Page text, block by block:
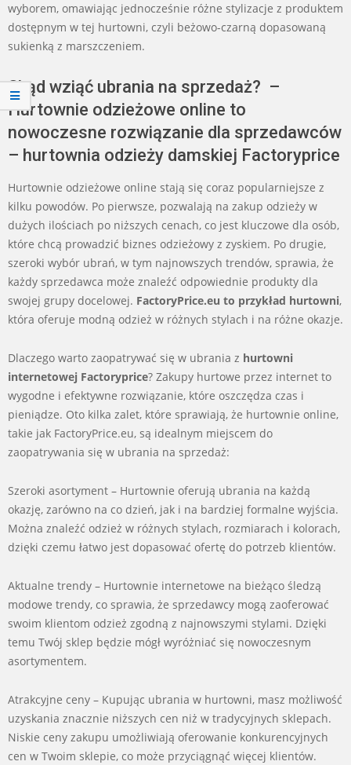
wyborem, omawiając jednocześnie różne stylizacje z produktem
dostępnym w tej hurtowni, czyli beżowo-czarną dopasowaną
sukienką z marszczeniem.
Skąd wziąć ubrania na sprzedaż? –
Hurtownie odzieżowe online to
nowoczesne rozwiązanie dla sprzedawców
– hurtownia odzieży damskiej Factoryprice
Hurtownie odzieżowe online stają się coraz popularniejsze z
kilku powodów. Po pierwsze, pozwalają na zakup odzieży w
dużych ilościach po niższych cenach, co jest kluczowe dla osób,
które chcą prowadzić biznes odzieżowy z zyskiem. Po drugie,
szeroki wybór ubrań, w tym najnowszych trendów, sprawia, że
każdy sprzedawca może znaleźć odpowiednie produkty dla
swojej grupy docelowej. FactoryPrice.eu to przykład hurtowni,
która oferuje modną odzież w różnych stylach i na różne okazje.
Dlaczego warto zaopatrywać się w ubrania z hurtowni
internetowej Factoryprice? Zakupy hurtowe przez internet to
wygodne i efektywne rozwiązanie, które oszczędza czas i
pieniądze. Oto kilka zalet, które sprawiają, że hurtownie online,
takie jak FactoryPrice.eu, są idealnym miejscem do
zaopatrywania się w ubrania na sprzedaż:
Szeroki asortyment – Hurtownie oferują ubrania na każdą
okazję, zarówno na co dzień, jak i na bardziej formalne wyjścia.
Można znaleźć odzież w różnych stylach, rozmiarach i kolorach,
dzięki czemu łatwo jest dopasować ofertę do potrzeb klientów.
Aktualne trendy – Hurtownie internetowe na bieżąco śledzą
modowe trendy, co sprawia, że sprzedawcy mogą zaoferować
swoim klientom odzież zgodną z najnowszymi stylami. Dzięki
temu Twój sklep będzie mógł wyróżniać się nowoczesnym
asortymentem.
Atrakcyjne ceny – Kupując ubrania w hurtowni, masz możliwość
uzyskania znacznie niższych cen niż w tradycyjnych sklepach.
Niskie ceny zakupu umożliwiają oferowanie konkurencyjnych
cen w Twoim sklepie, co może przyciągnąć więcej klientów.